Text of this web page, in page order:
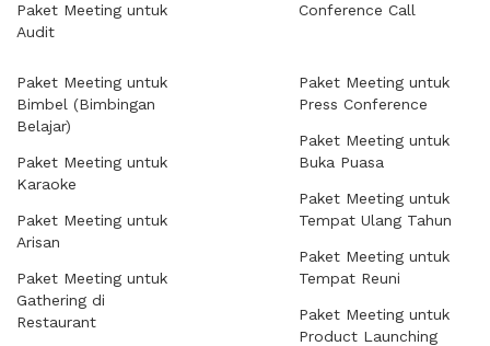
Paket Meeting untuk
Audit
Conference Call
Paket Meeting untuk
Bimbel (Bimbingan
Belajar)
Paket Meeting untuk
Karaoke
Paket Meeting untuk
Arisan
Paket Meeting untuk
Gathering di
Restaurant
Paket Meeting untuk
Press Conference
Paket Meeting untuk
Buka Puasa
Paket Meeting untuk
Tempat Ulang Tahun
Paket Meeting untuk
Tempat Reuni
Paket Meeting untuk
Product Launching